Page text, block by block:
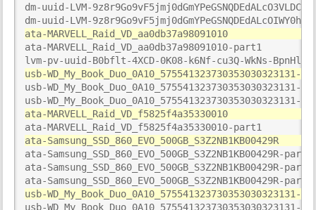
dm-uuid-LVM-
ata-
ata-
usb-WD_My_Book_Duo_0A10_575541323730353030323131-
usb-WD_My_Book_Duo_0A10_575541323730353030323131-
ata-
ata-
ata-
ata-
usb-WD_My_Book_Duo_0A10_575541323730353030323131-
usb-WD_My_Book_Duo_0A10_575541323730353030323131-